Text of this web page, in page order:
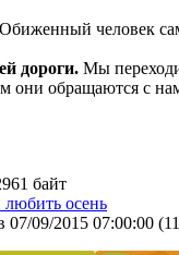
Обиженный человек
дороги. Мы
они обращаются с
байт
осень
07/09/2015 07:00:00 (